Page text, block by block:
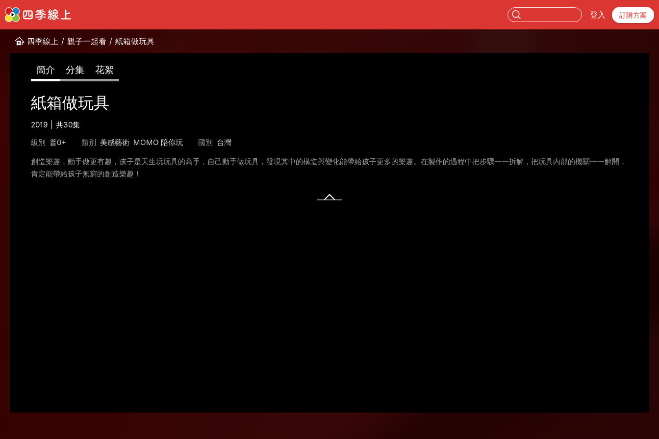
登入 訂購方案
四季線上 / 親子一起看 / 紙箱做玩具
簡介 分集 花絮
紙箱做玩具
2019
共30集
級別 普0+ 類別 美感藝術 MOMO 陪你玩 國別 台灣
創造樂趣，動手做更有趣，孩子是天生玩玩具的高手，自己動手做玩具，發現其中的構造與變化能帶給孩子更多的樂趣。在製作的過程中把步驟一一拆解，把玩具內部的機關一一解開，
肯定能帶給孩子無窮的創造樂趣！